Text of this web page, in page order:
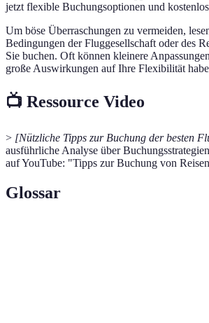
jetzt flexible Buchungsoptionen und
Um böse Überraschungen zu vermeiden,
Bedingungen der Fluggesellschaft oder des
Sie buchen. Oft können kleinere
große Auswirkungen auf Ihre Flexibilität
📺 Ressource Video
> [Nützliche Tipps zur Buchung der besten
ausführliche Analyse über
auf YouTube: "Tipps zur Buchung von
Glossar